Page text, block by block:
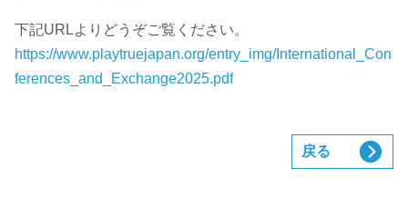
下記URLよりどうぞご覧ください。
https://www.playtruejapan.org/entry_img/International_Con
ferences_and_Exchange2025.pdf
戻る